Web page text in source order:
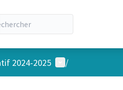
2024-2025 Menu utilisateur
/